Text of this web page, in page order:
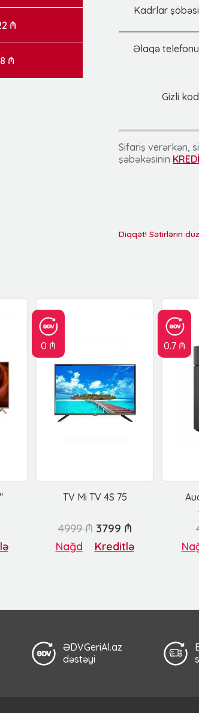
₼
₼
Kadrlar şöbəsi
Əlaqə telefonu
Gizli kod
Sifariş verərkən,
şəbəkəsinin
Diqqət! Sətirlərin
0 ₼
TV Mi TV 4S 75
0.7 ₼
4999 ₼ 3799 ₼
Nağd Kreditlə
ƏDVGeriAl.az
dəstəyi